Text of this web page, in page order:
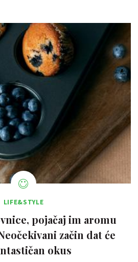
LIFE&STYLE
pojačaj im aromu
začin dat će
okus